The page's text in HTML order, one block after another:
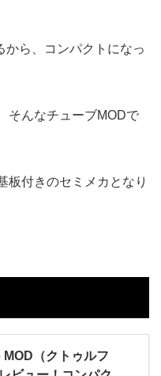
から、コンパクトになっ
そんなチューブMODで
板付きのセミメカとなり
（クトゥルフ